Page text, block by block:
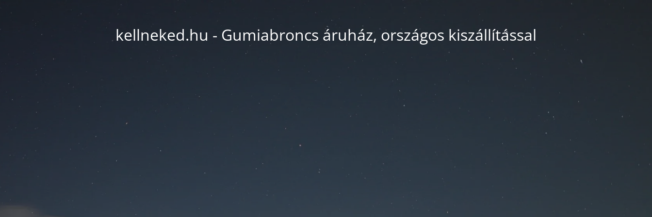
kellneked.hu - Gumiabroncs áruház, országos kiszállítással